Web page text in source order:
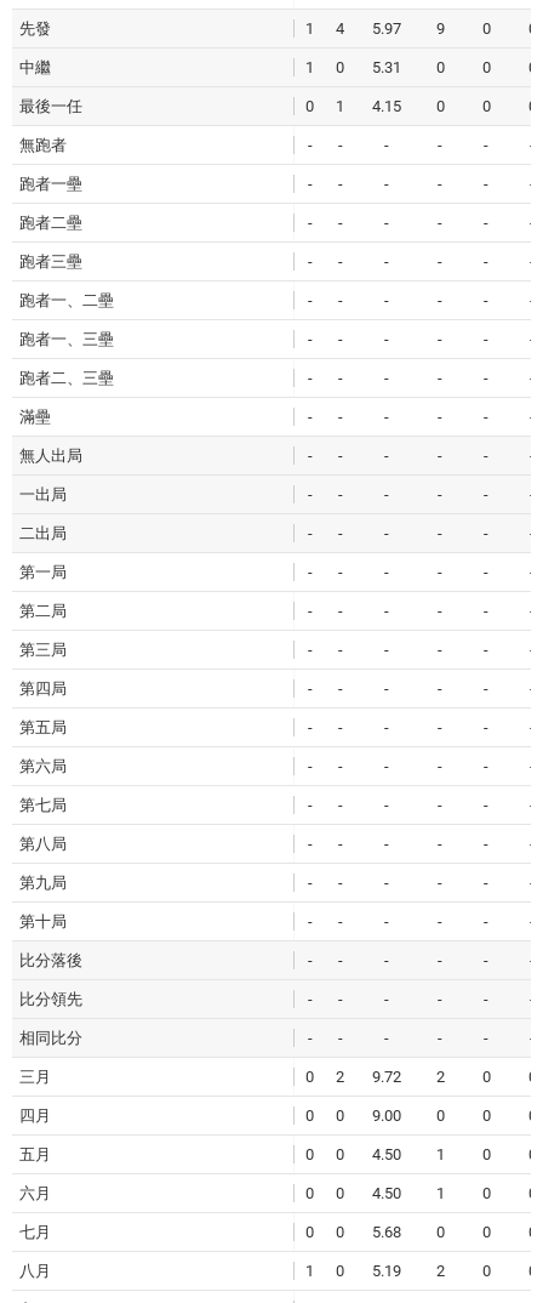
先發 1 4 5.97 9 0 0
中繼 1 0 5.31 0 0 0
最後一任 0 1 4.15 0 0 0
無跑者 - - - - - -
跑者一壘 - - - - - -
跑者二壘 - - - - - -
跑者三壘 - - - - - -
跑者一、二壘 - - - - - -
跑者一、三壘 - - - - - -
跑者二、三壘 - - - - - -
滿壘 - - - - - -
無人出局 - - - - - -
一出局 - - - - - -
二出局 - - - - - -
第一局 - - - - - -
第二局 - - - - - -
第三局 - - - - - -
第四局 - - - - - -
第五局 - - - - - -
第六局 - - - - - -
第七局 - - - - - -
第八局 - - - - - -
第九局 - - - - - -
第十局 - - - - - -
比分落後 - - - - - -
比分領先 - - - - - -
相同比分 - - - - - -
三月 0 2 9.72 2 0 0
四月 0 0 9.00 0 0 0
五月 0 0 4.50 1 0 0
六月 0 0 4.50 1 0 0
七月 0 0 5.68 0 0 0
八月 1 0 5.19 2 0 0